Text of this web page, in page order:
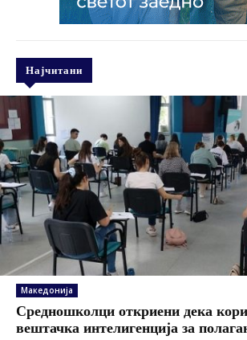
Најчитани
Македонија
Средношколци откриени дека
вештачка интелигенција за